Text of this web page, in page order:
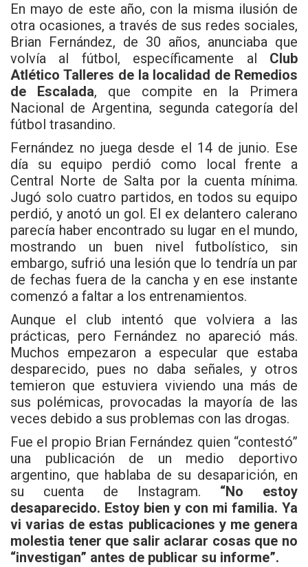
En mayo de este año, con la misma ilusión de
otra ocasiones, a través de sus redes sociales,
Brian Fernández, de 30 años, anunciaba que
volvía al fútbol, específicamente al Club
Atlético Talleres de la localidad de Remedios
de Escalada, que compite en la Primera
Nacional de Argentina, segunda categoría del
fútbol trasandino.
Fernández no juega desde el 14 de junio. Ese
día su equipo perdió como local frente a
Central Norte de Salta por la cuenta mínima.
Jugó solo cuatro partidos, en todos su equipo
perdió, y anotó un gol. El ex delantero calerano
parecía haber encontrado su lugar en el mundo,
mostrando un buen nivel futbolístico, sin
embargo, sufrió una lesión que lo tendría un par
de fechas fuera de la cancha y en ese instante
comenzó a faltar a los entrenamientos.
Aunque el club intentó que volviera a las
prácticas, pero Fernández no apareció más.
Muchos empezaron a especular que estaba
desparecido, pues no daba señales, y otros
temieron que estuviera viviendo una más de
sus polémicas, provocadas la mayoría de las
veces debido a sus problemas con las drogas.
Fue el propio Brian Fernández quien “contestó”
una publicación de un medio deportivo
argentino, que hablaba de su desaparición, en
su cuenta de Instagram. “No estoy
desaparecido. Estoy bien y con mi familia. Ya
vi varias de estas publicaciones y me genera
molestia tener que salir aclarar cosas que no
“investigan” antes de publicar su informe”.